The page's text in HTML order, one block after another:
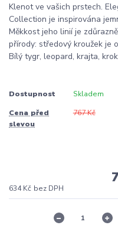
Klenot ve vašich prstech.
Collection je inspirována
Měkkost jeho linií je
přírody: středový kroužek je
Bílý tygr, leopard, krajta,
Dostupnost Skladem
Cena před
slevou
767 Kč
634 Kč bez DPH